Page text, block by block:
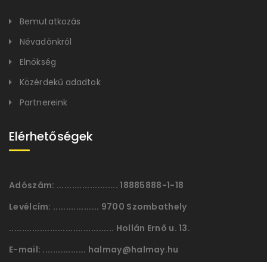
Bemutatkozás
Névadónkról
Elnökség
Közérdekű adadtok
Partnereink
Elérhetőségek
Adószám: ........................ 18885888-1-18
Levélcím: .................. 9700 Szombathely
......................................... Hollán Ernõ u. 13.
E-mail: ................. halmay@halmay.hu